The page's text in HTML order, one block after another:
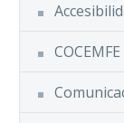
COCEMFE